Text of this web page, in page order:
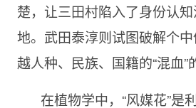
楚，让三田村陷入了身份认
地。武田泰淳则试图破解个
越人种、民族、国籍的“混血
在植物学中，“风媒花”是